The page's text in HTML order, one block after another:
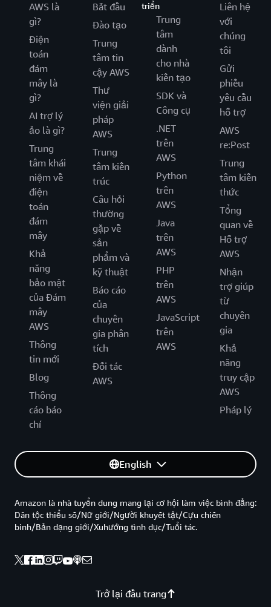
AWS là
gì?
Điện
toán
đám
mây là
gì?
AI trợ lý
ảo là gì?
Trung
tâm khái
niệm về
điện
toán
đám
mây
Khả
năng
bảo mật
của Đám
mây
AWS
Thông
tin mới
Blog
Thông
cáo báo
chí
Bắt đầu
Đào tạo
Trung
tâm tin
cậy AWS
Thư
viện giải
pháp
AWS
Trung
tâm kiến
trúc
Câu hỏi
thường
gặp về
sản
phẩm và
kỹ thuật
Báo cáo
của
chuyên
gia phân
tích
Đối tác
AWS
triển
Trung
tâm
dành
cho nhà
kiến tạo
SDK và
Công cụ
.NET
trên
AWS
Python
trên
AWS
Java
trên
AWS
PHP
trên
AWS
JavaScript
trên
AWS
Liên hệ
với
chúng
tôi
Gửi
phiếu
yêu cầu
hỗ trợ
AWS
re:Post
Trung
tâm kiến
thức
Tổng
quan về
Hỗ trợ
AWS
Nhận
trợ giúp
từ
chuyên
gia
Khả
năng
truy cập
AWS
Pháp lý
English
Trở lại đầu trang
Amazon là nhà tuyển dung mang lại cơ hội làm việc bình đẳng:
Dân tộc thiểu số/Nữ giới/Người khuyết tật/Cựu chiến
binh/Bản dạng giới/Xuhướng tình dục/Tuổi tác.